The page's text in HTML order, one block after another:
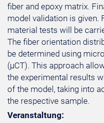
fiber and epoxy matrix.
model validation is given.
material tests will be
The fiber orientation
be determined using
(µCT). This approach
the experimental results
of the model, taking into
the respective sample.
Veranstaltung: